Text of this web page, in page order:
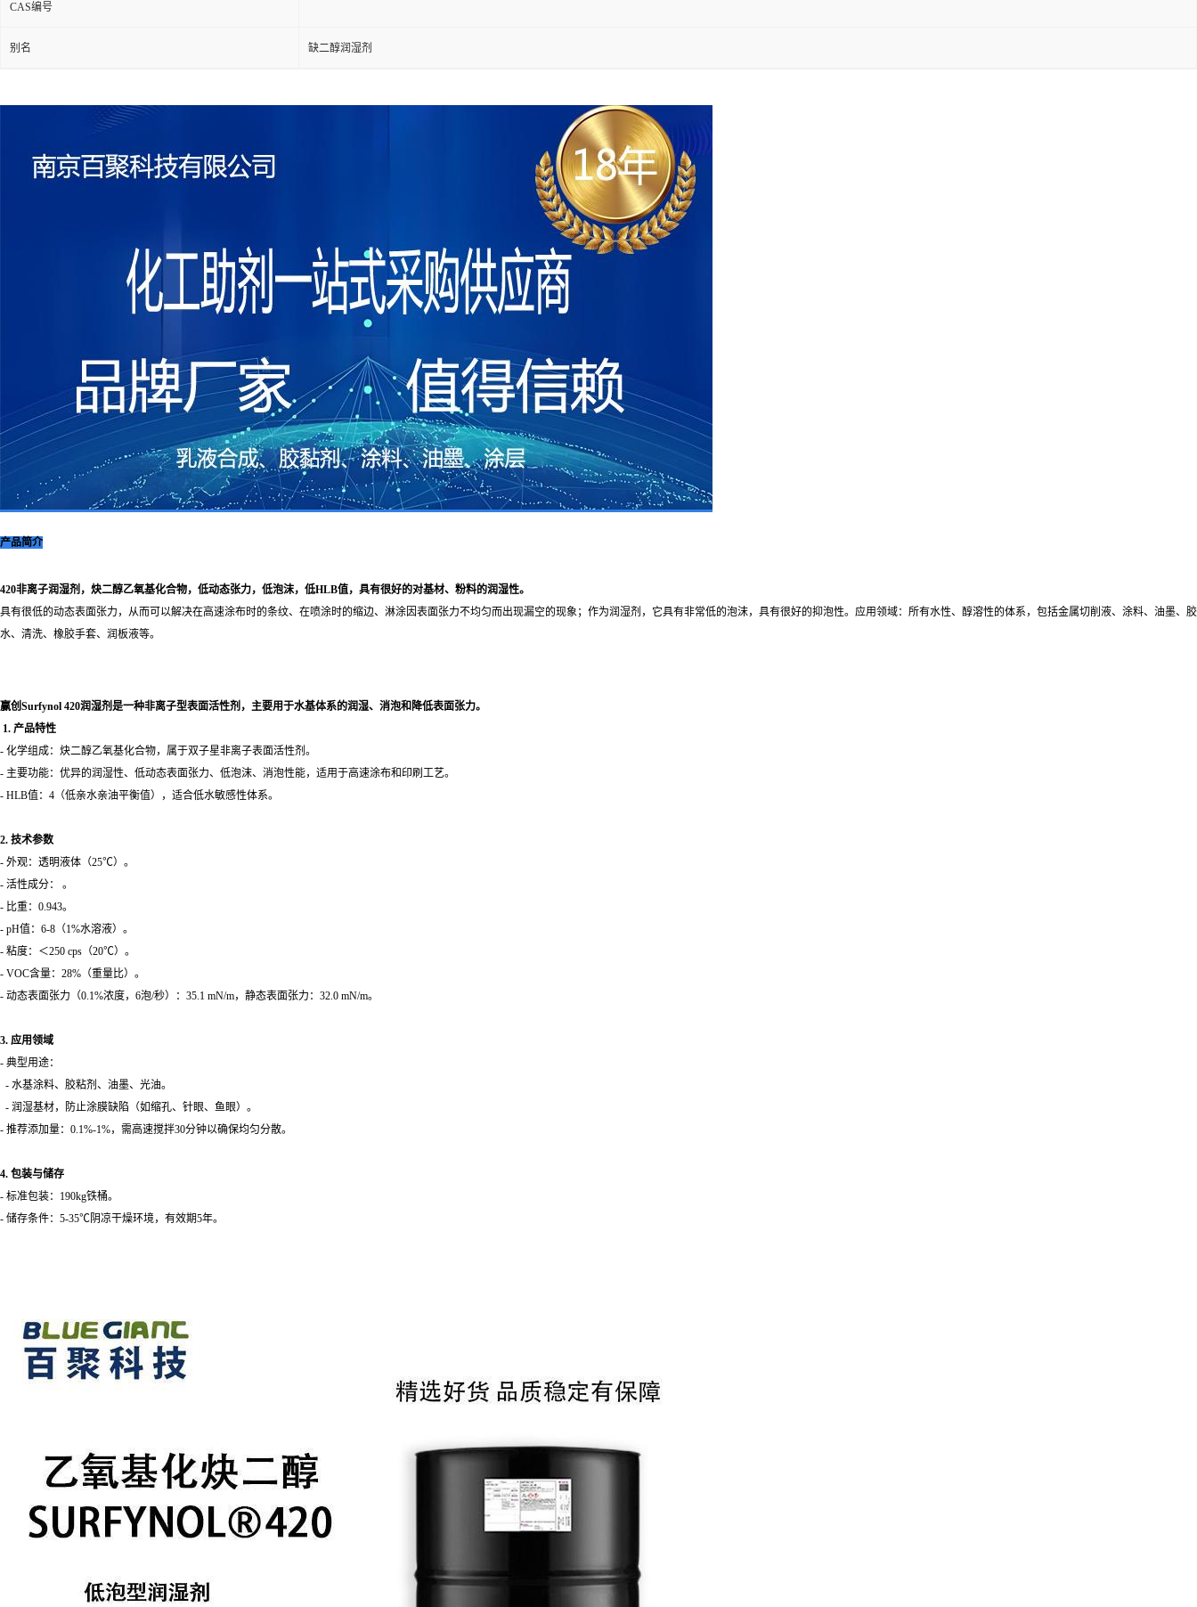
CAS编号
别名 缺二醇润湿剂
产品简介
420非离子润湿剂，炔二醇乙氧基化合物，低动态张力，低泡沫，低HLB值，具有很好的对基材、粉料的润湿性。
具有很低的动态表面张力，从而可以解决在高速涂布时的条纹、在喷涂时的缩边、淋涂因表面张力不均匀而出现漏空的现象；作为润湿剂，它具有非常低的泡沫，具有很好的抑泡性。应用领域：所有水性、醇溶性的体系，包括金属切削液、涂料、油墨、胶
水、清洗、橡胶手套、润板液等。
赢创Surfynol 420润湿剂是一种非离子型表面活性剂，主要用于水基体系的润湿、消泡和降低表面张力。
1. 产品特性
- 化学组成：炔二醇乙氧基化合物，属于双子星非离子表面活性剂。
- 主要功能：优异的润湿性、低动态表面张力、低泡沫、消泡性能，适用于高速涂布和印刷工艺。
- HLB值：4（低亲水亲油平衡值），适合低水敏感性体系。
2. 技术参数
- 外观：透明液体（25℃）。
- 活性成分： 。
- 比重：0.943。
- pH值：6-8（1%水溶液）。
- 粘度：＜250 cps（20℃）。
- VOC含量：28%（重量比）。
- 动态表面张力（0.1%浓度，6泡/秒）：35.1 mN/m，静态表面张力：32.0 mN/m。
3. 应用领域
- 典型用途：
- 水基涂料、胶粘剂、油墨、光油。
- 润湿基材，防止涂膜缺陷（如缩孔、针眼、鱼眼）。
- 推荐添加量：0.1%-1%，需高速搅拌30分钟以确保均匀分散。
4. 包装与储存
- 标准包装：190kg铁桶。
- 储存条件：5-35℃阴凉干燥环境，有效期5年。